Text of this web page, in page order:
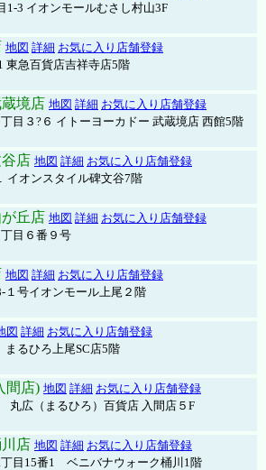
1-3 イオンモールむさし村山3F
地図 詳細 お気に入り店舗登録
東急百貨店吉祥寺店5階
境店 地図 詳細 お気に入り店舗登録
目３?６ イトーヨーカドー 武蔵境店 西館5階
店 地図 詳細 お気に入り店舗登録
イオンスタイル碑文谷7階
丘店 地図 詳細 お気に入り店舗登録
目６番９号
地図 詳細 お気に入り店舗登録
１号イオンモール上尾２階
図 詳細 お気に入り店舗登録
るひろ上尾SC店5階
間店) 地図 詳細 お気に入り店舗登録
丸広（まるひろ）百貨店 入間店５F
店 地図 詳細 お気に入り店舗登録
目15番1 ベニバナウォーク桶川1階